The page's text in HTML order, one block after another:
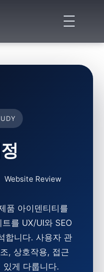
메
뉴
기
Website Review
품 아이덴티티를
를 UX/UI와 SEO
합니다. 사용자 관
, 상호작용, 접근
있게 다룹니다.